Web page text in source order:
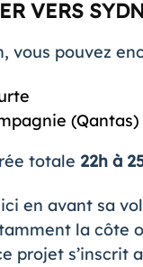
VERS
vous pouvez
(Qantas)
totale 22h à
en avant sa
la côte
projet s’inscrit